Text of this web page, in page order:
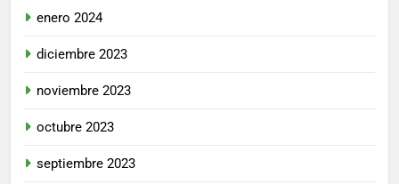
enero 2024
diciembre 2023
noviembre 2023
octubre 2023
septiembre 2023